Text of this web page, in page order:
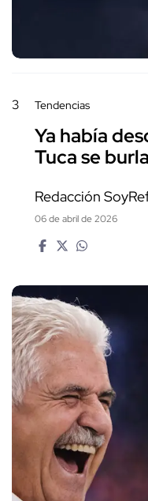
3 Tendencias
Ya había
Tuca se
Redacción
06 de abril de 2026